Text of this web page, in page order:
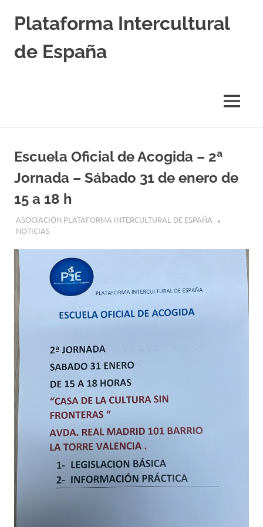
Plataforma Intercultural
de España
MENÚ
Escuela Oficial de Acogida – 2ª
Jornada – Sábado 31 de enero de
15 a 18 h
29 ENERO, 2026
ASOCIACIÓN PLATAFORMA INTERCULTURAL DE ESPAÑA
NOTICIAS